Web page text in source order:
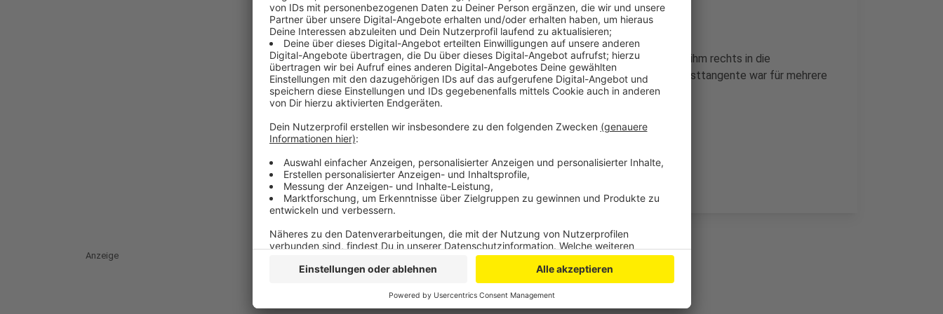
Anzeige
Der 17-Jährige hatte offenbar zu spät erkannt, dass ein Auto vor ihm rechts in die
Kirchfeldstraße abbiegen wollte. Er fuhr auf das Auto auf. Die Westtangente war für mehrere
Stunden im Unfallbereich gesperrt.
Anzeige